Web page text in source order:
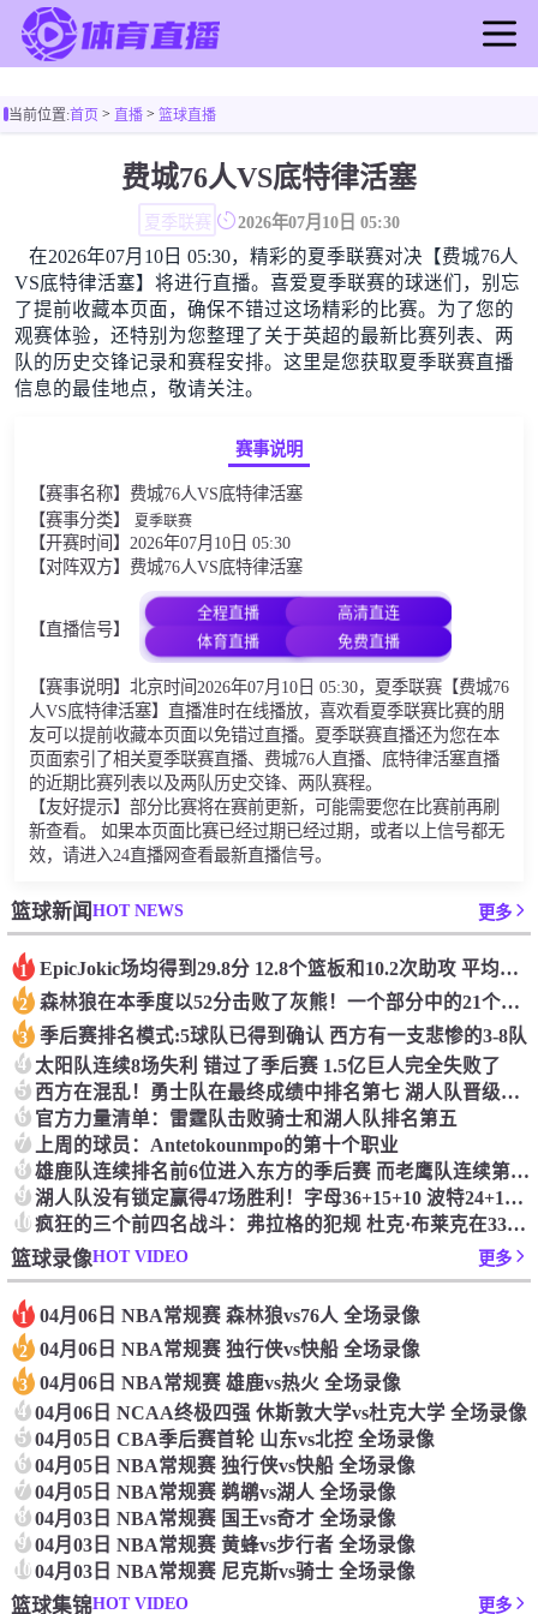
足球直播
足球新闻
篮球新闻
当前位置:首页> 直播> 篮球直播
费城76人VS底特律活塞
夏季联赛 2026年07月10日 05:30
在2026年07月10日 05:30，精彩的夏季联赛对决【费城76人
VS底特律活塞】将进行直播。喜爱夏季联赛的球迷们，别忘
了提前收藏本页面，确保不错过这场精彩的比赛。为了您的
观赛体验，还特别为您整理了关于英超的最新比赛列表、两
队的历史交锋记录和赛程安排。这里是您获取夏季联赛直播
信息的最佳地点，敬请关注。
赛事说明
【赛事名称】费城76人VS底特律活塞
【赛事分类】 夏季联赛
【开赛时间】2026年07月10日 05:30
【对阵双方】费城76人VS底特律活塞
【直播信号】
全程直播 高清直连
体育直播 免费直播
【赛事说明】北京时间2026年07月10日 05:30，夏季联赛【费城76
人VS底特律活塞】直播准时在线播放，喜欢看夏季联赛比赛的朋
友可以提前收藏本页面以免错过直播。夏季联赛直播还为您在本
页面索引了相关夏季联赛直播、费城76人直播、底特律活塞直播
的近期比赛列表以及两队历史交锋、两队赛程。
【友好提示】部分比赛将在赛前更新，可能需要您在比赛前再刷
新查看。 如果本页面比赛已经过期已经过期，或者以上信号都无
效，请进入24直播网查看最新直播信号。
篮球新闻HOT NEWS 更多
1 Epic️Jokic场均得到29.8分 12.8个篮板和10.2次助攻 平均三双很容易吗？
2 森林狼在本季度以52分击败了灰熊！一个部分中的21个中有18个！骑着摇头丸的战士第六 湖船不舒服
3 季后赛排名模式:5球队已得到确认 西方有一支悲惨的3-8队
4 太阳队连续8场失利 错过了季后赛 1.5亿巨人完全失败了
5 西方在混乱！勇士队在最终成绩中排名第七 湖人队晋级季后赛 火箭向快船送了礼物
6 官方力量清单：雷霆队击败骑士和湖人队排名第五
7 上周的球员：Antetokounmpo的第十个职业
8 雄鹿队连续排名前6位进入东方的季后赛 而老鹰队连续第四年在季后赛中踢球
9 湖人队没有锁定赢得47场胜利！字母36+15+10 波特24+12+8 42胜利以锁定季后赛
10 疯狂的三个前四名战斗：弗拉格的犯规 杜克·布莱克在33秒的惊喜中出现了
篮球录像HOT VIDEO 更多
1 04月06日 NBA常规赛 森林狼vs76人 全场录像
2 04月06日 NBA常规赛 独行侠vs快船 全场录像
3 04月06日 NBA常规赛 雄鹿vs热火 全场录像
4 04月06日 NCAA终极四强 休斯敦大学vs杜克大学 全场录像
5 04月05日 CBA季后赛首轮 山东vs北控 全场录像
6 04月05日 NBA常规赛 独行侠vs快船 全场录像
7 04月05日 NBA常规赛 鹈鹕vs湖人 全场录像
8 04月03日 NBA常规赛 国王vs奇才 全场录像
9 04月03日 NBA常规赛 黄蜂vs步行者 全场录像
1004月03日 NBA常规赛 尼克斯vs骑士 全场录像
篮球集锦HOT VIDEO 更多